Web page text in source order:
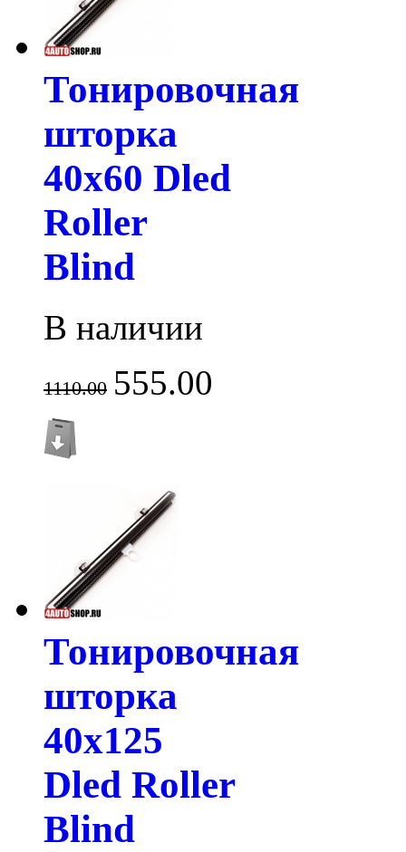
Тонировочная
шторка
40х60 Dled
Roller
Blind
В наличии
1110.00 555.00
Тонировочная
шторка
40х125
Dled Roller
Blind